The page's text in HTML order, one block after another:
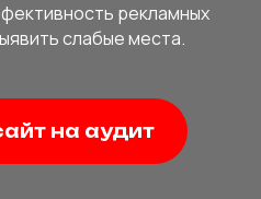
рекламных
слабые места.
на аудит